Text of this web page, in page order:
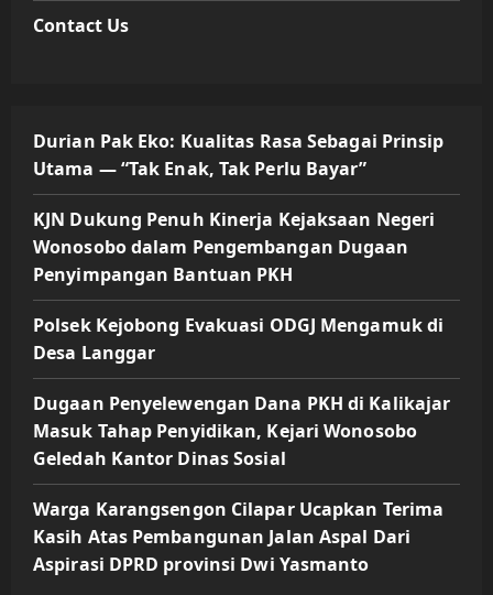
Contact Us
Durian Pak Eko: Kualitas Rasa Sebagai Prinsip
Utama — “Tak Enak, Tak Perlu Bayar”
KJN Dukung Penuh Kinerja Kejaksaan Negeri
Wonosobo dalam Pengembangan Dugaan
Penyimpangan Bantuan PKH
Polsek Kejobong Evakuasi ODGJ Mengamuk di
Desa Langgar
Dugaan Penyelewengan Dana PKH di Kalikajar
Masuk Tahap Penyidikan, Kejari Wonosobo
Geledah Kantor Dinas Sosial
Warga Karangsengon Cilapar Ucapkan Terima
Kasih Atas Pembangunan Jalan Aspal Dari
Aspirasi DPRD provinsi Dwi Yasmanto